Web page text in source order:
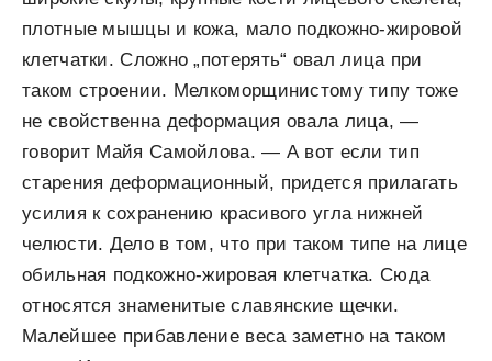
плотные мышцы и кожа, мало подкожно-жировой
клетчатки. Сложно „потерять“ овал лица при
таком строении. Мелкоморщинистому типу тоже
не свойственна деформация овала лица, —
говорит Майя Самойлова. — А вот если тип
старения деформационный, придется прилагать
усилия к сохранению красивого угла нижней
челюсти. Дело в том, что при таком типе на лице
обильная подкожно-жировая клетчатка. Сюда
относятся знаменитые славянские щечки.
Малейшее прибавление веса заметно на таком